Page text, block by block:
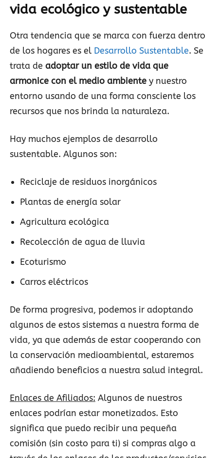
vida ecológico y sustentable
Otra tendencia que se marca con fuerza dentro
de los hogares es el Desarrollo Sustentable. Se
trata de adoptar un estilo de vida que
armonice con el medio ambiente y nuestro
entorno usando de una forma consciente los
recursos que nos brinda la naturaleza.
Hay muchos ejemplos de desarrollo
sustentable. Algunos son:
Reciclaje de residuos inorgánicos
Plantas de energía solar
Agricultura ecológica
Recolección de agua de lluvia
Ecoturismo
Carros eléctricos
De forma progresiva, podemos ir adoptando
algunos de estos sistemas a nuestra forma de
vida, ya que además de estar cooperando con
la conservación medioambiental, estaremos
añadiendo beneficios a nuestra salud integral.
Enlaces de Afiliados: Algunos de nuestros
enlaces podrían estar monetizados. Esto
significa que puedo recibir una pequeña
comisión (sin costo para ti) si compras algo a